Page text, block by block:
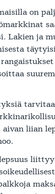
on
Lakien ja
liian